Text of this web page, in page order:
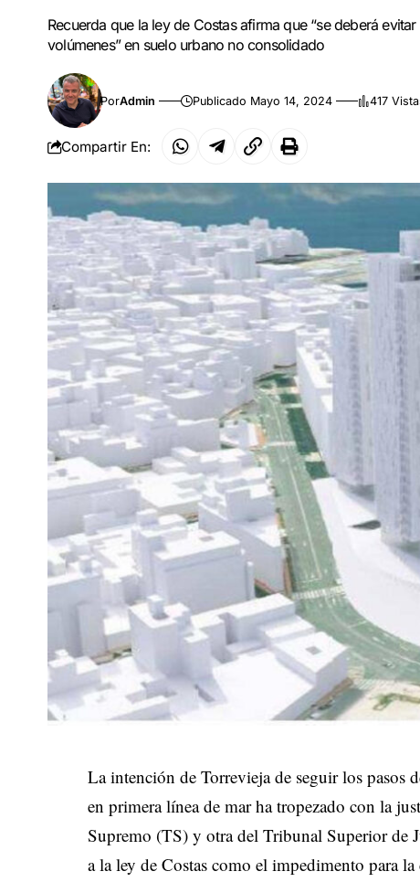
Recuerda que la ley de Costas afirma que “se deberá
volúmenes” en suelo urbano no consolidado
PorAdmin Publicado Mayo 14, 2024 417
Compartir En:
La intención de Torrevieja de seguir los pasos
en primera línea de mar ha tropezado con la
Supremo (TS) y otra del Tribunal Superior de
a la ley de Costas como el impedimento para